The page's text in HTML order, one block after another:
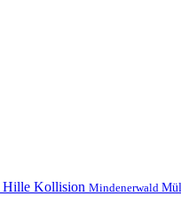
Hille Kollision Mindenerwald